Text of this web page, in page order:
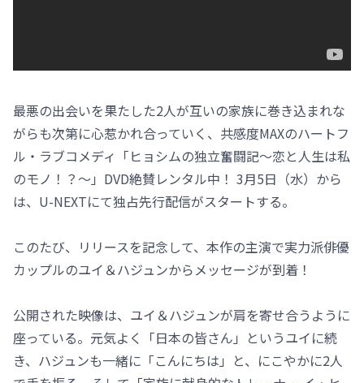
最悪の出会いを果たした2人が互いの家族に巻き込まれな
がらも次第に心惹かれ合っていく、共感度MAXのハートフ
ル・ラブコメディ「ヒョシムの独立奮闘記～恋と人生は私
のモノ！？～」DVD絶賛レンタル中！ 3月5日（水）から
は、U-NEXTにて独占先行配信がスタートする。
このたび、リリースを記念して、本作の主演で実力派俳優
カップルのユイ＆ハジュンからメッセージが到着！
公開された映像は、ユイ＆ハジュンが肩を寄せ合うように
座っている。元気よく「日本の皆さん」というユイに続
き、ハジュンも一緒に「こんにちは」と、にこやかに2人